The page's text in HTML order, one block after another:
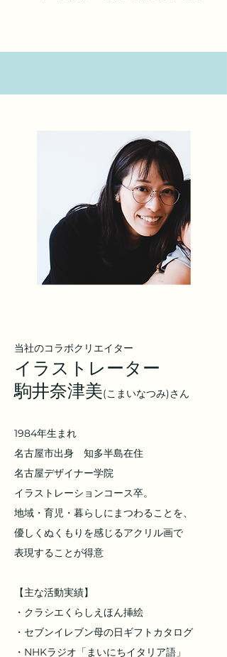
当社のコラボクリエイター
イラストレーター
駒井奈津美(こまいなつみ)さん
1984年生まれ
名古屋市出身 知多半島在住
名古屋デザイナー学院
イラストレーションコース卒。
地域・育児・暮らしにまつわることを、
優しくぬくもりを感じるアクリル画で
表現することが得意
【主な活動実績】
・クラシエくらしえほん挿絵
・セブンイレブン母の日ギフトカタログ
・NHKラジオ「まいにちイタリア語」